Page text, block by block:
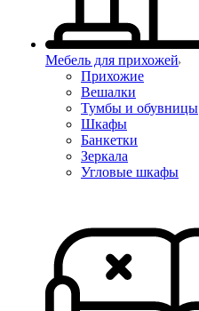
Мебель для прихожей
Прихожие
Вешалки
Тумбы и обувницы
Шкафы
Банкетки
Зеркала
Угловые шкафы